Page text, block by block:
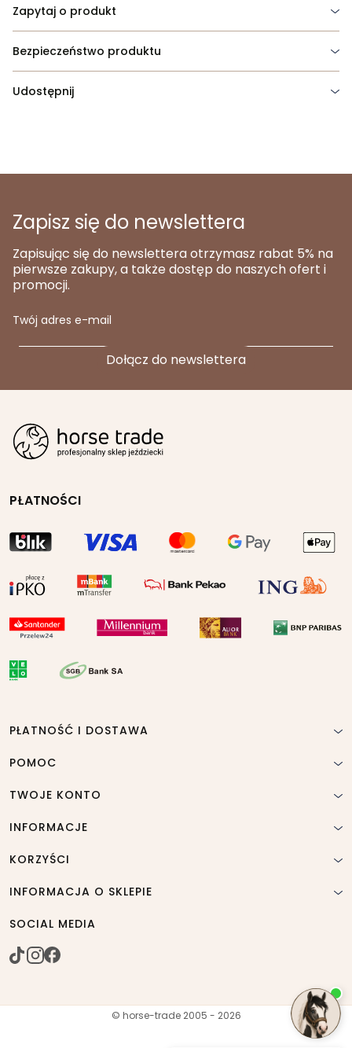
Zapytaj o produkt
Bezpieczeństwo produktu
Udostępnij
Zapisz się do newslettera
Zapisując się do newslettera otrzymasz rabat 5% na
pierwsze zakupy, a także dostęp do naszych ofert i
promocji.
Twój adres e-mail
PŁATNOŚCI
PŁATNOŚĆ I DOSTAWA
POMOC
TWOJE KONTO
INFORMACJE
KORZYŚCI
INFORMACJA O SKLEPIE
SOCIAL MEDIA
© horse-trade 2005 - 2026